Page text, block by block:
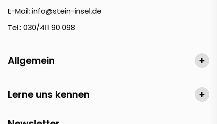
E-Mail: info@stein-insel.de
Tel.: 030/411 90 098
Allgemein +
Lerne uns kennen +